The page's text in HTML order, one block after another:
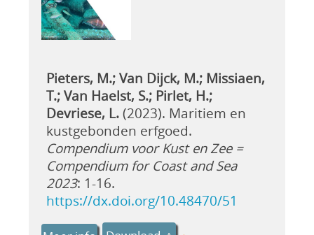
Pieters, M.; Van Dijck, M.; Missiaen,
T.; Van Haelst, S.; Pirlet, H.;
Devriese, L.(2023). Maritiem en
kustgebonden erfgoed.
Compendium voor Kust en Zee =
Compendium for Coast and Sea
2023: 1-16.
https://dx.doi.org/10.48470/51